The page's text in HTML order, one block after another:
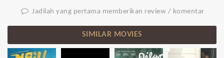
Jadilah yang pertama memberikan review / komentar
SIMILAR MOVIES